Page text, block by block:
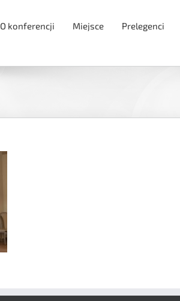
O konferencji Miejsce Prelegenci